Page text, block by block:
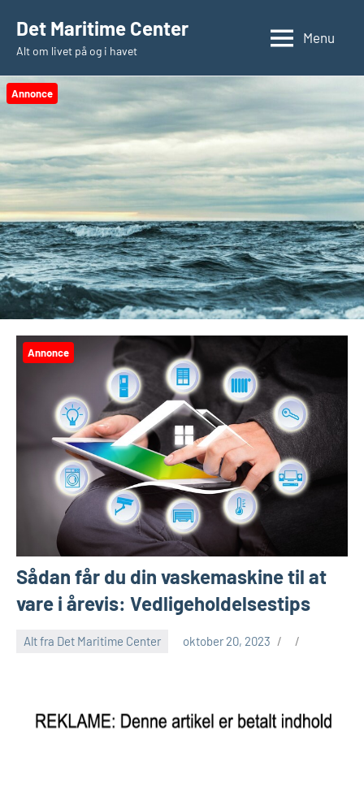
indhold
Det Maritime Center
Alt om livet på og i havet
Menu
Annonce
Annonce
Sådan får du din vaskemaskine til at
vare i årevis: Vedligeholdelsestips
Alt fra Det Maritime Center oktober 20, 2023